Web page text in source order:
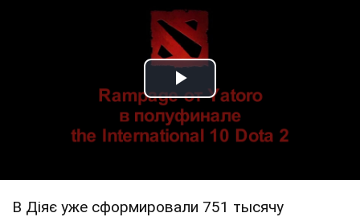
Play Video
В Діяє уже сформировали 751 тысячу